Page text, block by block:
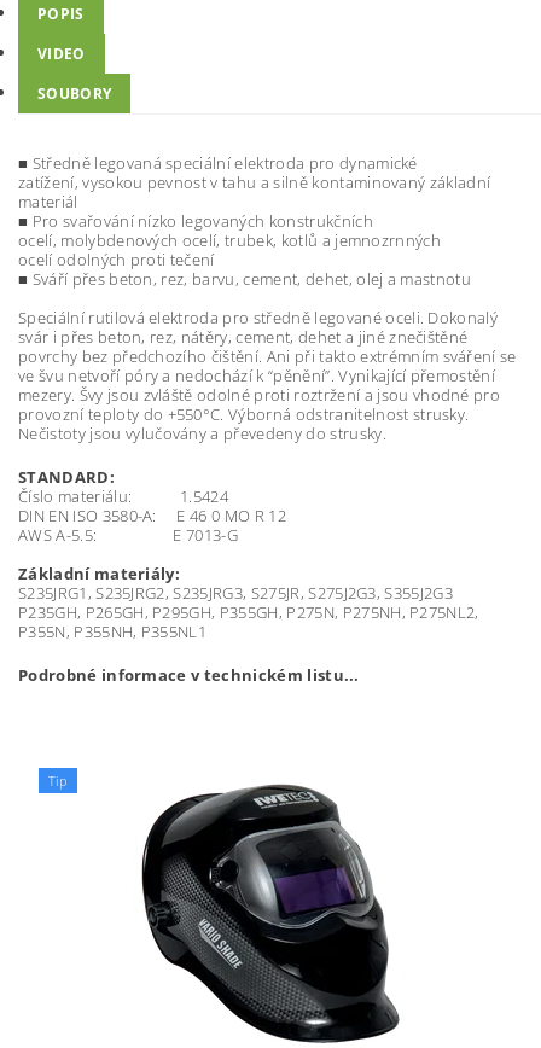
POPIS
VIDEO
SOUBORY
■ Středně legovaná speciálníelektroda pro dynamické
zatížení, vysokou pevnostvtahu a silně kontaminovaný základní
materiál
■ Pro svařovánínízko legovaných konstrukčních
ocelí, molybdenových ocelí, trubek, kotlů a jemnozrnných
ocelí odolných proti tečení
■ Sváří přes beton, rez, barvu, cement, dehet, olej a mastnotu
Speciální rutilová elektroda pro středně legovanéoceli. Dokonalý
svár i přes beton, rez, nátěry, cement, dehet a jinéznečištěné
povrchy bez předchozího čištění. Ani při takto extrémním sváření se
ve švu netvoří pórya nedochází k “pěnění”. Vynikající přemostění
mezery. Švy jsou zvláště odolné proti roztržení a jsou vhodné pro
provozní teploty do +550°C. Výborná odstranitelnost strusky.
Nečistoty jsou vylučovány a převedeny dostrusky.
STANDARD:
Číslo materiálu: 1.5424
DIN EN ISO 3580-A: E 46 0 MO R 12
AWSA-5.5: E 7013-G
Základní materiály:
S235JRG1 , S235JRG2, S235JRG3, S275JR, S275J2G3,S355J2G3
P235GH, P265GH, P295GH, P355GH, P275N, P275NH, P275NL2,
P355N, P355NH, P355NL1
Podrobné informace v technickém listu...
Tip